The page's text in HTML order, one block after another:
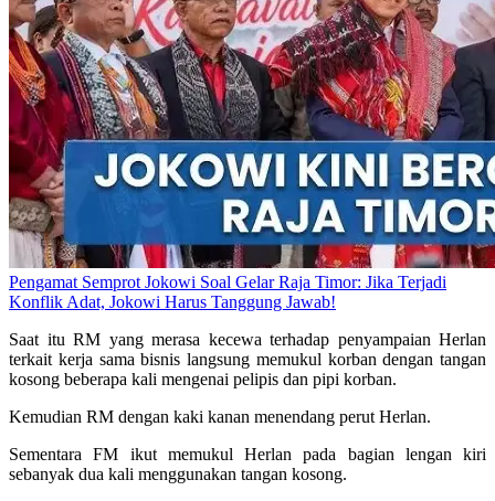
Pengamat Semprot Jokowi Soal Gelar Raja Timor: Jika Terjadi
Konflik Adat, Jokowi Harus Tanggung Jawab!
Saat itu RM yang merasa kecewa terhadap penyampaian Herlan
terkait kerja sama bisnis langsung memukul korban dengan tangan
kosong beberapa kali mengenai pelipis dan pipi korban.
Kemudian RM dengan kaki kanan menendang perut Herlan.
Sementara FM ikut memukul Herlan pada bagian lengan kiri
sebanyak dua kali menggunakan tangan kosong.